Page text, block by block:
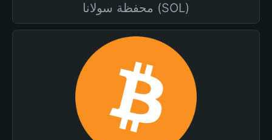
محفظة سولانا (SOL)